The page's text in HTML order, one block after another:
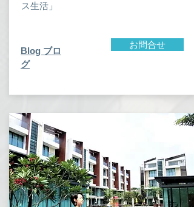
ス生活」
​Blog ブロ
グ
お問合せ